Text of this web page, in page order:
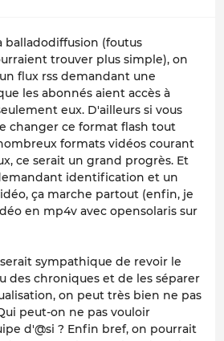
balladodiffusion (foutus
trouver plus simple), on
flux rss demandant une
les abonnés aient accès à
eux. D'ailleurs si vous
changer ce format flash tout
formats vidéos courant
ce serait un grand progrès. Et
identification et un
ça marche partout (enfin, je
en mp4v avec opensolaris sur
sympathique de revoir le
des chroniques et de les séparer
on peut très bien ne pas
peut-on ne pas vouloir
d'@si ? Enfin bref, on pourrait